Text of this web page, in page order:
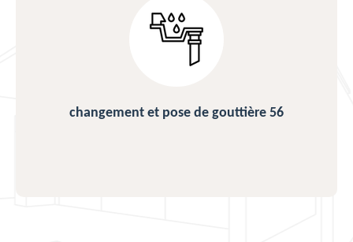
changement et pose de gouttière 56